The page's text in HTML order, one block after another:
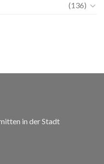
(136)
in der Stadt